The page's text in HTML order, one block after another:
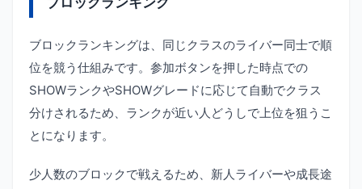
ブロックランキングは、同じクラスのライバー同士で順
位を競う仕組みです。参加ボタンを押した時点での
SHOWランクやSHOWグレードに応じて自動でクラス
分けされるため、ランクが近い人どうしで上位を狙うこ
とになります。
少人数のブロックで戦えるため、新人ライバーや成長途